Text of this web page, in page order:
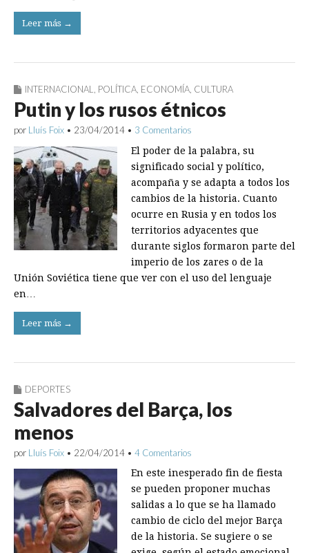
Leer más →
INTERNACIONAL POLÍTICA ECONOMÍA CULTURA
Putin y los rusos étnicos
por Lluís Foix • 23/04/2014 • 3 Comentarios
El poder de la palabra, su
significado social y político,
acompaña y se adapta a todos los
cambios de la historia. Cuanto
ocurre en Rusia y en todos los
territorios adyacentes que
durante siglos formaron parte del
imperio de los zares o de la
Unión Soviética tiene que ver con el uso del lenguaje
en…
Leer más →
DEPORTES
Salvadores del Barça, los
menos
por Lluís Foix • 22/04/2014 • 4 Comentarios
En este inesperado fin de fiesta
se pueden proponer muchas
salidas a lo que se ha llamado
cambio de ciclo del mejor Barça
de la historia. Se sugiere o se